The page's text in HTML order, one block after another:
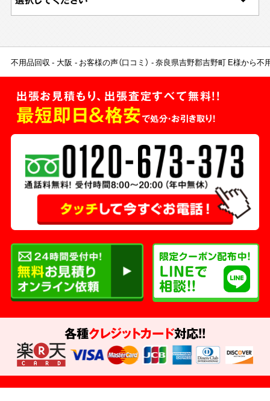
不用品回収 大阪 お客様の声（口コミ） 奈良県吉野郡吉野町 E様から不
出張お見積もり、出張査定すべて無料!!
最短即日＆格安で処分・お引き取り！
各種クレジットカード対応!!